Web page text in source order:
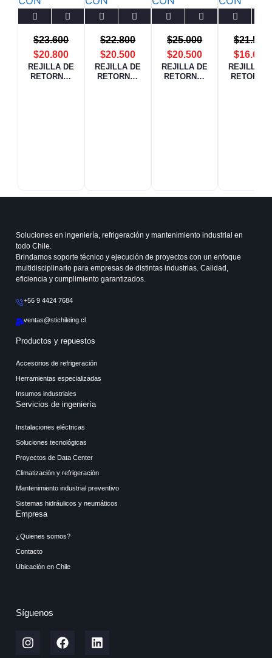
REJILLA DE
RETORNO-
$23.600
$20.800
REJILLA DE
RETORNO-
$22.800
$20.500
REJILLA DE
RETORNO-
$25.000
$20.500
REJILLA
RETORNO-
$21.500
$16.660
Soluciones en ingeniería, refrigeración y mantenimiento industrial en
todo Chile.
Brindamos soporte técnico y ejecución de proyectos con un enfoque
multidisciplinario para empresas de distintas industrias. Calidad,
eficiencia y cumplimiento garantizados.
+56 9 4424 7684
ventas@stichileing.cl
Productos y repuestos
Accesorios de refrigeración
Herramientas especializadas
Insumos industriales
Servicios de ingeniería
Instalaciones eléctricas
Soluciones tecnológicas
Proyectos de Data Center
Climatización y refrigeración
Mantenimiento industrial preventivo
Sistemas hidráulicos y neumáticos
Empresa
¿Quienes somos?
Contacto
Ubicación en Chile
Síguenos